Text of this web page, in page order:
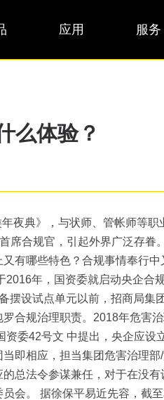
应用 服务
么体验？
夜典》，与状师、管帐师等
合规官，引起外界广泛存
有哪些特色？合规事情奉行
年，国资委就启动央企
设试点单元以前，招商局
合规治理职责。2018年危害
委42号文 中提出，央企应
即相应，担当集团危害治理
总法令参谋兼任，对于在没
会。 据徐保平易近先容，截